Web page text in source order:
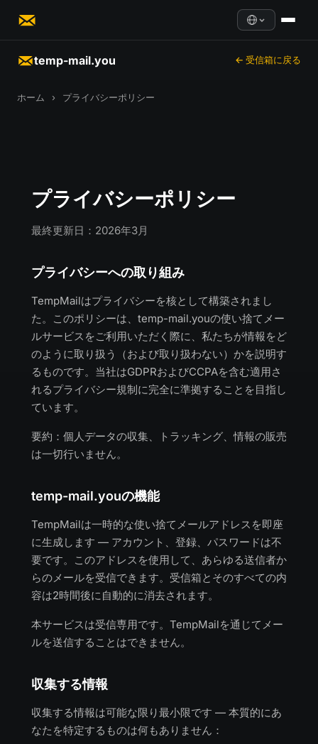
temp-mail.you ← 受信箱に戻る
ホーム › プライバシーポリシー
プライバシーポリシー
最終更新日：2026年3月
プライバシーへの取り組み
TempMailはプライバシーを核として構築されまし
た。このポリシーは、temp-mail.youの使い捨てメー
ルサービスをご利用いただく際に、私たちが情報をど
のように取り扱う（および取り扱わない）かを説明す
るものです。当社はGDPRおよびCCPAを含む適用さ
れるプライバシー規制に完全に準拠することを目指し
ています。
要約：個人データの収集、トラッキング、情報の販売
は一切行いません。
temp-mail.youの機能
TempMailは一時的な使い捨てメールアドレスを即座
に生成します — アカウント、登録、パスワードは不
要です。このアドレスを使用して、あらゆる送信者か
らのメールを受信できます。受信箱とそのすべての内
容は2時間後に自動的に消去されます。
本サービスは受信専用です。TempMailを通じてメー
ルを送信することはできません。
収集する情報
収集する情報は可能な限り最小限です — 本質的にあ
なたを特定するものは何もありません：